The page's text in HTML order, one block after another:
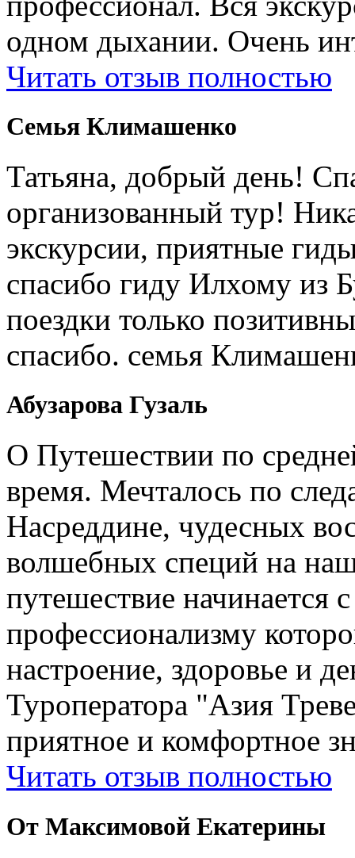
одном дыхании. Очень
Читать отзыв полностью
Cемья Климашенко
Татьяна, добрый день!
организованный тур!
экскурсии, приятные
спасибо гиду Илхому из
поездки только
спасибо. семья
Абузарова Гузаль
О Путешествии по
время. Мечталось по
Насреддине, чудесных
волшебных специй на
путешествие
профессионализму
настроение, здоровье и
Туроператора "Азия
приятное и комфортное
Читать отзыв полностью
От Максимовой Екатерины